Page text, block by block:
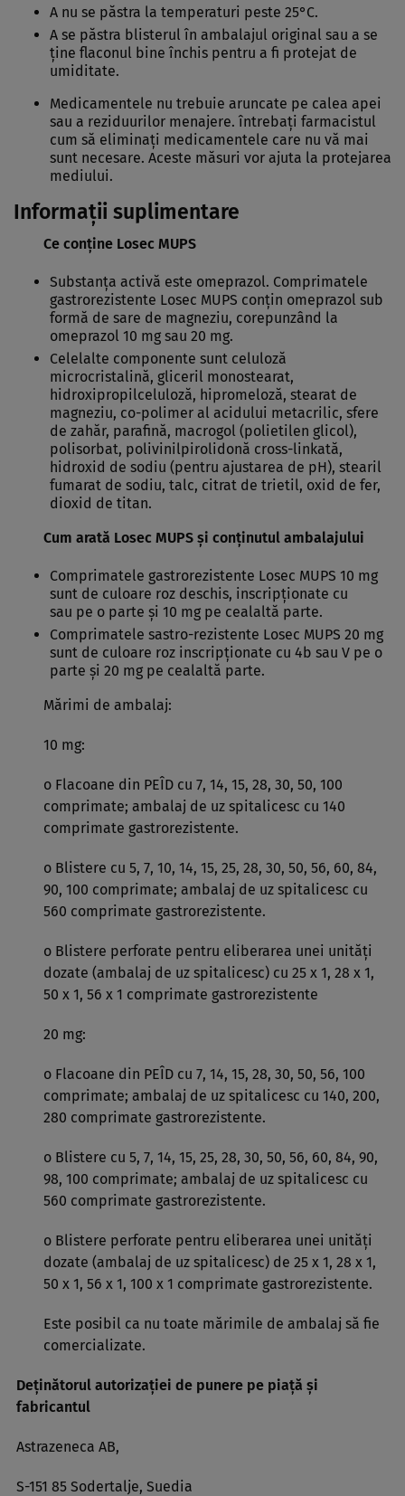
A nu se păstra la temperaturi peste 25°C.
A se păstra blisterul în ambalajul original sau a se
ţine flaconul bine închis pentru a fi protejat de
umiditate.
Medicamentele nu trebuie aruncate pe calea apei
sau a reziduurilor menajere. întrebaţi farmacistul
cum să eliminaţi medicamentele care nu vă mai
sunt necesare. Aceste măsuri vor ajuta la protejarea
mediului.
Informaţii suplimentare
Ce conţine Losec MUPS
Substanţa activă este omeprazol. Comprimatele
gastrorezistente Losec MUPS conţin omeprazol sub
formă de sare de magneziu, corepunzând la
omeprazol 10 mg sau 20 mg.
Celelalte componente sunt celuloză
microcristalină, gliceril monostearat,
hidroxipropilceluloză, hipromeloză, stearat de
magneziu, co-polimer al acidului metacrilic, sfere
de zahăr, parafină, macrogol (polietilen glicol),
polisorbat, polivinilpirolidonă cross-linkată,
hidroxid de sodiu (pentru ajustarea de pH), stearil
fumarat de sodiu, talc, citrat de trietil, oxid de fer,
dioxid de titan.
Cum arată Losec MUPS şi conţinutul ambalajului
Comprimatele gastrorezistente Losec MUPS 10 mg
sunt de culoare roz deschis, inscripţionate cu
sau pe o parte şi 10 mg pe cealaltă parte.
Comprimatele sastro-rezistente Losec MUPS 20 mg
sunt de culoare roz inscripţionate cu 4b sau V pe o
parte şi 20 mg pe cealaltă parte.
Mărimi de ambalaj:
10 mg:
o Flacoane din PEÎD cu 7, 14, 15, 28, 30, 50, 100
comprimate; ambalaj de uz spitalicesc cu 140
comprimate gastrorezistente.
o Blistere cu 5, 7, 10, 14, 15, 25, 28, 30, 50, 56, 60, 84,
90, 100 comprimate; ambalaj de uz spitalicesc cu
560 comprimate gastrorezistente.
o Blistere perforate pentru eliberarea unei unităţi
dozate (ambalaj de uz spitalicesc) cu 25 x 1, 28 x 1,
50 x 1, 56 x 1 comprimate gastrorezistente
20 mg:
o Flacoane din PEÎD cu 7, 14, 15, 28, 30, 50, 56, 100
comprimate; ambalaj de uz spitalicesc cu 140, 200,
280 comprimate gastrorezistente.
o Blistere cu 5, 7, 14, 15, 25, 28, 30, 50, 56, 60, 84, 90,
98, 100 comprimate; ambalaj de uz spitalicesc cu
560 comprimate gastrorezistente.
o Blistere perforate pentru eliberarea unei unităţi
dozate (ambalaj de uz spitalicesc) de 25 x 1, 28 x 1,
50 x 1, 56 x 1, 100 x 1 comprimate gastrorezistente.
Este posibil ca nu toate mărimile de ambalaj să fie
comercializate.
Deţinătorul autorizaţiei de punere pe piaţă şi
fabricantul
Astrazeneca AB,
S-151 85 Sodertalje, Suedia